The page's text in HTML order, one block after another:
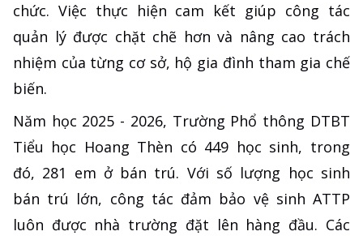
chức. Việc thực hiện cam kết giúp công tác
quản lý được chặt chẽ hơn và nâng cao trách
nhiệm của từng cơ sở, hộ gia đình tham gia chế
biến.
Năm học 2025 - 2026, Trường Phổ thông DTBT
Tiểu học Hoang Thèn có 449 học sinh, trong
đó, 281 em ở bán trú. Với số lượng học sinh
bán trú lớn, công tác đảm bảo vệ sinh ATTP
luôn được nhà trường đặt lên hàng đầu. Các